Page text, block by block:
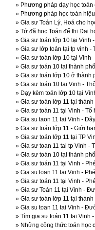
» Phương pháp dạy học toán
» Phương pháp học toán
» Gia sư Toán Lý, Hoá cho
» Tớ đã học Toán để thi Đại
» Gia sư toán lớp 10 tại Vinh
» Gia sư lớp toán tại tp vinh -
» Gia sư toán lớp 10 tại Vinh
» Gia sư toán 10 tại thành
» Gia sư toán lớp 10 ở thành
» Gia sư toán 10 tại Vinh -
» Dạy kèm toán lớp 10 tại
» Gia sư toán lớp 11 tại
» Gia sư toán 11 tại Vinh - Tổ
» Gia su taon 11 tai Vinh -
» Gia sư toán lớp 11 - Giới
» Gia sư toán lớp 11 tại TP
» Gia sư toan 11 tai tp Vinh -
» Gia sư toán 10 tại thành
» Gia sư toán 11 tại Vinh -
» Gia su toan 11 tai Vinh -
» Gia sư toán 11 tại Vinh -
» Gia sư Toán 11 tại Vinh -
» Gia sư toán lớp 11 tại
» Gia su toan 11 tai Vinh -
» Tìm gia sư toán 11 tại Vinh
» Những công thức toán học